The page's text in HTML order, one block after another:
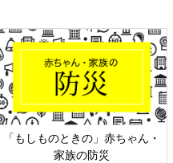
「もしものときの」赤ちゃん・
家族の防災